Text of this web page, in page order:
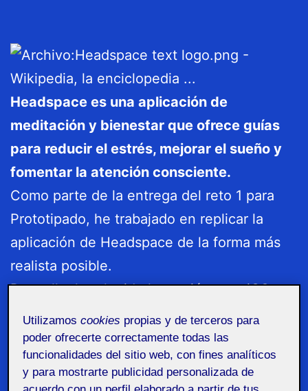
Headspace es una aplicación de
meditación y bienestar que ofrece guías
para reducir el estrés, mejorar el sueño y
fomentar la atención consciente.
Como parte de la entrega del reto 1 para
Prototipado, he trabajado en replicar la
aplicación de Headspace de la forma más
realista posible.
Para ello, he elegido la versión para iOS en
un iPhone 14. Por defecto, la aplicación
reconoce la apariencia por sistema, así que
es la versión ‘dark mode’.
Utilizamoscookies propias y de terceros para
poder ofrecerte correctamente todas las
funcionalidades del sitio web, con fines analíticos
y para mostrarte publicidad personalizada de